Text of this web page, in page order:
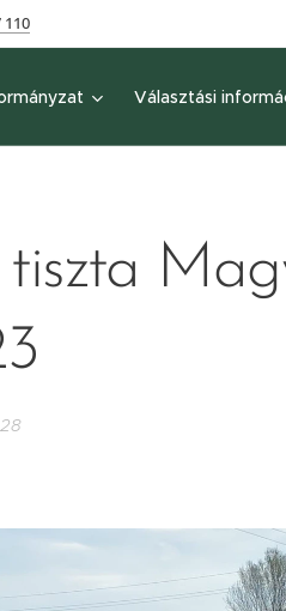
110
Választási
tiszta